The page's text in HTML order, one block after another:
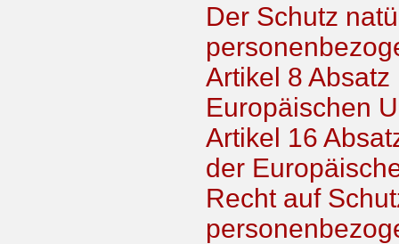
Der Schutz
Artikel 8
Europäischen
Artikel 16
der
Recht auf